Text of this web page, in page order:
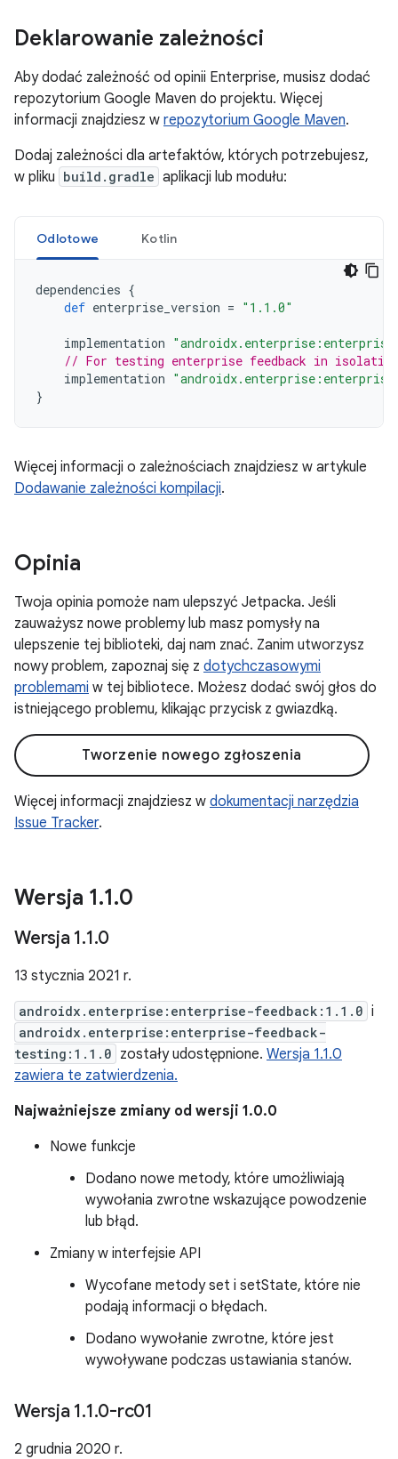
Deklarowanie zależności
Aby dodać zależność od opinii Enterprise, musisz dodać
repozytorium Google Maven do projektu. Więcej
informacji znajdziesz w repozytorium Google Maven.
Dodaj zależności dla artefaktów, których potrzebujesz,
w pliku build.gradle aplikacji lub modułu:
Odlotowe Kotlin
dependencies {
def enterprise_version = "1.1.0"
implementation
// For testing enterprise feedback in isolation
implementation
}
Więcej informacji o zależnościach znajdziesz w artykule
Dodawanie zależności kompilacji.
Opinia
Twoja opinia pomoże nam ulepszyć Jetpacka. Jeśli
zauważysz nowe problemy lub masz pomysły na
ulepszenie tej biblioteki, daj nam znać. Zanim utworzysz
nowy problem, zapoznaj się z dotychczasowymi
problemami w tej bibliotece. Możesz dodać swój głos do
istniejącego problemu, klikając przycisk z gwiazdką.
Tworzenie nowego zgłoszenia
Więcej informacji znajdziesz w dokumentacji narzędzia
Issue Tracker.
Wersja 1.1.0
Wersja 1.1.0
13 stycznia 2021 r.
androidx.enterprise:enterprise-feedback:1.1.0 i
androidx.enterprise:enterprise-feedback-
testing:1.1.0 zostały udostępnione. Wersja 1.1.0
zawiera te zatwierdzenia.
Najważniejsze zmiany od wersji 1.0.0
Nowe funkcje
Dodano nowe metody, które umożliwiają
wywołania zwrotne wskazujące powodzenie
lub błąd.
Zmiany w interfejsie API
Wycofane metody set i setState, które nie
podają informacji o błędach.
Dodano wywołanie zwrotne, które jest
wywoływane podczas ustawiania stanów.
Wersja 1.1.0-rc01
2 grudnia 2020 r.